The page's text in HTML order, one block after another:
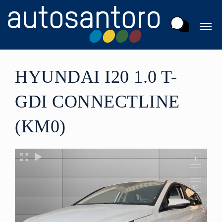
HYUNDAI I20 1.0 T-
GDI CONNECTLINE
(KM0)